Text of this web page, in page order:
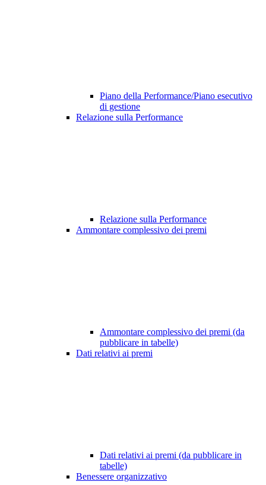
Piano della Performance/Piano esecutivo
di gestione
Relazione sulla Performance
Relazione sulla Performance
Ammontare complessivo dei premi
Ammontare complessivo dei premi (da
pubblicare in tabelle)
Dati relativi ai premi
Dati relativi ai premi (da pubblicare in
tabelle)
Benessere organizzativo